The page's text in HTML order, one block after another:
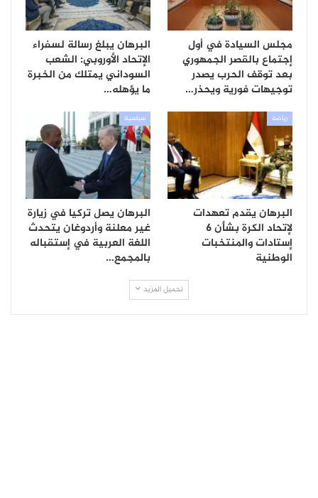
مجلس السيادة في أول
إجتماع بالقصر الجمهوري
بعد توقف الحرب يصدر
توجيهات فورية ويحذر…
البرهان يبلغ رسالة لسفراء
الإتحاد الأوروبي: الشعب
السوداني يمتلك من الخبرة
ما يؤهله…
رياضة
البرهان يقدم تعهدات
لإتحاد الكرة بشأن 6
إستادات والمنتخبات
الوطنية
سياسية
البرهان يصل تركيا في زيارة
غير معلنة وأردوغان يتحدث
اللغة العربية في إستقباله
بالمجمع…
تحميل المزيد